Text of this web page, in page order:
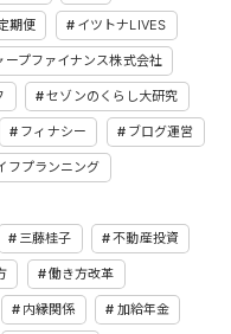
期便 イツトナLIVES
ープファイナンス株式会社
セゾンのくらし大研究
フィナシー ブログ運営
フプランニング
三藤桂子 不動産投資
働き方改革
内縁関係 加給年金